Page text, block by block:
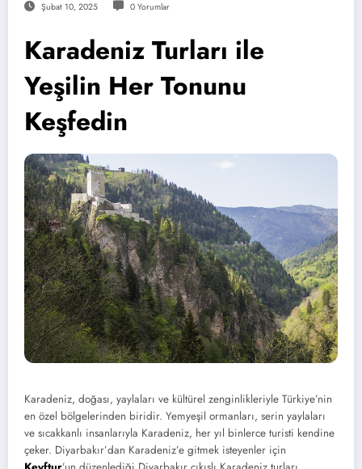
Şubat 10, 2025 0 Yorumlar
Karadeniz Turları ile
Yeşilin Her Tonunu
Keşfedin
Karadeniz, doğası, yaylaları ve kültürel zenginlikleriyle Türkiye’nin
en özel bölgelerinden biridir. Yemyeşil ormanları, serin yaylaları
ve sıcakkanlı insanlarıyla Karadeniz, her yıl binlerce turisti kendine
çeker. Diyarbakır’dan Karadeniz’e gitmek isteyenler için